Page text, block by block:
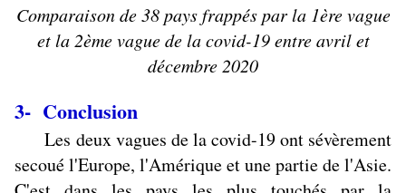
Comparaison de 38 pays frappés par la 1ère vague
et la 2ème vague de la covid-19 entre avril et
décembre 2020
3- Conclusion
Les deux vagues de la covid-19 ont sévèrement
secoué l'Europe, l'Amérique et une partie de l'Asie.